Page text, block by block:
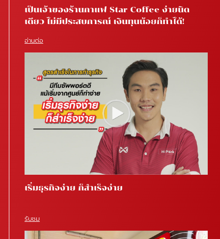
เป็นเจ้าของร้านกาแฟ Star Coffee ง่ายนิด
เดียว ไม่มีประสบการณ์ เงินทุนน้อยก็ทำได้!
อ่านต่อ
เริ่มธุรกิจง่าย ก็สำเร็จง่าย
รับชม